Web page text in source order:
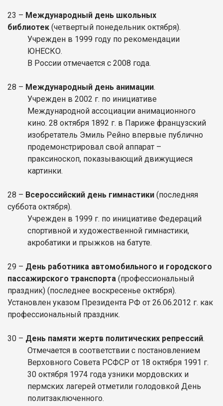
23 – Международный день школьных
библиотек (четвертый понедельник октября).
Учрежден в 1999 году по рекомендации
ЮНЕСКО.
В России отмечается с 2008 года.
28 – Международный день анимации.
Учрежден в 2002 г. по инициативе
Международной ассоциации анимационного
кино. 28 октября 1892 г. в Париже французский
изобретатель Эмиль Рейно впервые публично
продемонстрировал свой аппарат –
праксиноскоп, показывающий движущиеся
картинки.
28 – Всероссийский день гимнастики (последняя
суббота октября).
Учрежден в 1999 г. по инициативе Федераций
спортивной и художественной гимнастики,
акробатики и прыжков на батуте.
29 – День работника автомобильного и городского
пассажирского транспорта (профессиональный
праздник) (последнее воскресенье октября).
Установлен указом Президента РФ от 26.06.2012 г. как
профессиональный праздник.
30 – День памяти жертв политических репрессий.
Отмечается в соответствии с постановлением
Верховного Совета РСФСР от 18 октября 1991 г.
30 октября 1974 года узники мордовских и
пермских лагерей отметили голодовкой День
политзаключенного.